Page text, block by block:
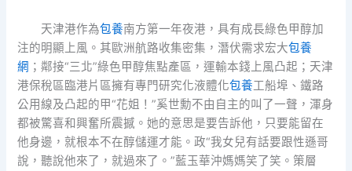
天津港作為包養南方第一年夜港，具有成長綠色甲醇加
注的明顯上風。其歐洲航路收集密集，潛伏需求宏大包養
網 ；鄰接“三北”綠色甲醇焦點產區，運輸本錢上風凸起；天津
港保稅區臨港片區擁有專門研究化液體化包養工船埠、鐵路
公用線及凸起的甲“花姐！”奚世勳不由自主的叫了一聲，渾身
都被驚喜和興奮所震撼。她的意思是要告訴他，只要能留在
他身邊，就根本不在醇儲運才能。政“我女兒有話要跟性遜哥
說，聽說他來了，就過來了。”藍玉華沖媽媽笑了笑。策層